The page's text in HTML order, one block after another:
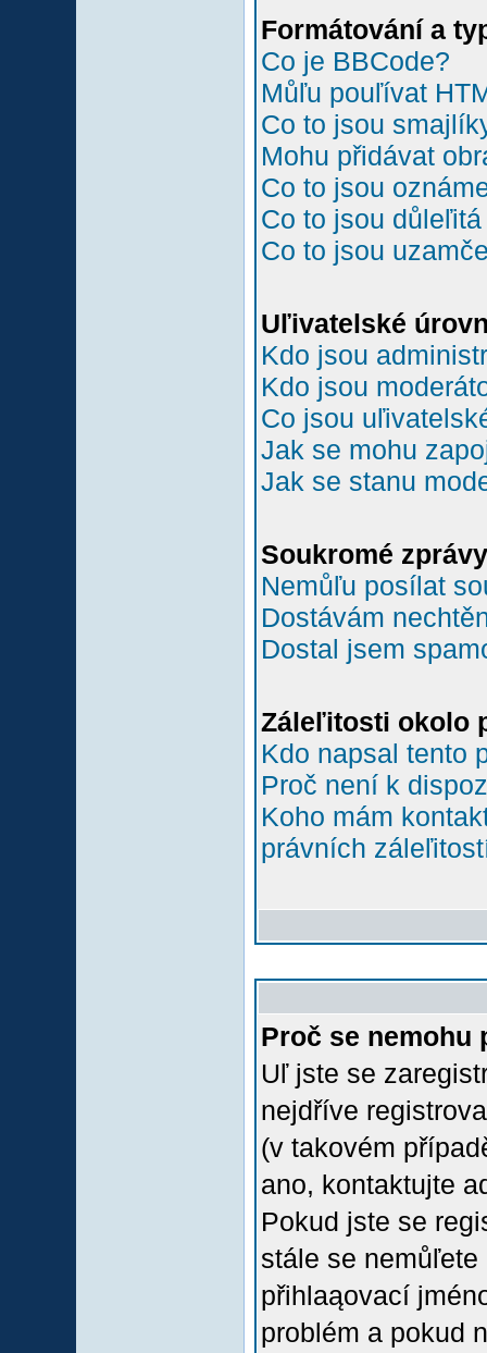
Formátování a
Co je BBCode?
Můľu pouľívat
Co to jsou
Mohu přidávat
Co to jsou
Co to jsou
Co to jsou
Uľivatelské
Kdo jsou
Kdo jsou
Co jsou
Jak se mohu
Jak se stanu
Soukromé zprávy
Nemůľu posílat
Dostávám
Dostal jsem
Záleľitosti okolo
Kdo napsal tento
Proč není k
Koho mám
právních
Proč se nemohu
Uľ jste se
nejdříve
(v takovém
ano, kontaktujte
Pokud jste se
stále se
přihlaąovací
problém a pokud